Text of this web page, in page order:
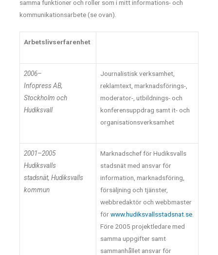
samma funktioner och roller som i mitt informations- och
kommunikationsarbete (se ovan).
Arbetslivserfarenhet
2006–
Infopress AB,
Stockholm och
Hudiksvall
Journalistisk verksamhet,
reklamtext, marknadsförings-,
moderator-, utbildnings- och
konferensuppdrag samt it- och
organisationsverksamhet
2001–2005
Hudiksvalls
stadsnät, Hudiksvalls
kommun
Marknadschef för Hudiksvalls
stadsnät med ansvar för
information, marknadsföring,
försäljning och tjänster,
webbredaktör och webbmaster
förwww.hudiksvallsstadsnat.se
Före 2005 projektledare med
samma uppgifter samt
sammanhållet ansvar för